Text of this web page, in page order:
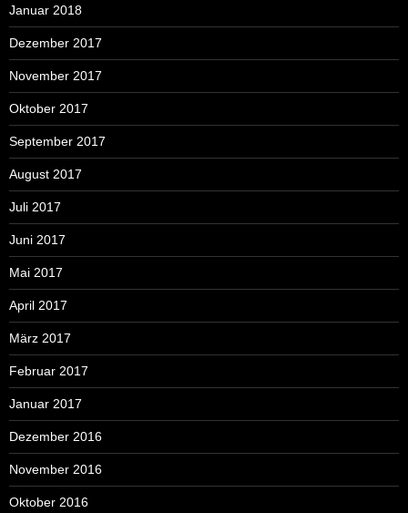
Januar 2018
Dezember 2017
November 2017
Oktober 2017
September 2017
August 2017
Juli 2017
Juni 2017
Mai 2017
April 2017
März 2017
Februar 2017
Januar 2017
Dezember 2016
November 2016
Oktober 2016